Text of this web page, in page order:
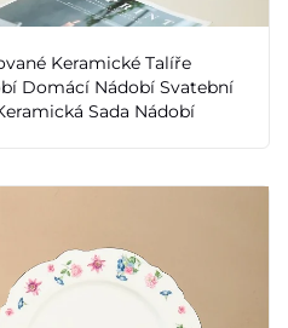
Keramické Talíře
Domácí Nádobí Svatební
Sada Nádobí